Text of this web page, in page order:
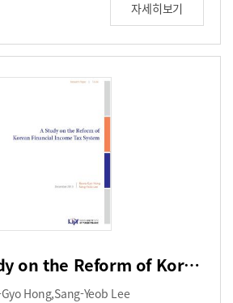
자세히보기
13-04 A Study on the Reform of Korean Financial Income Tax System
Hong,Sang-Yeob Lee